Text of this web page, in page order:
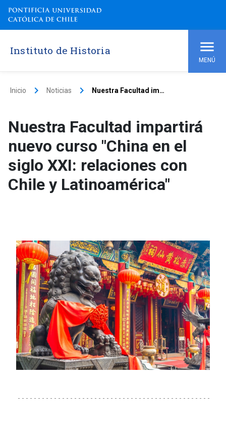
Instituto de Historia
MENÚ
Inicio keyboard_arrow_right Noticias keyboard_arrow_right Nuestra Facultad impartirá nuevo curso "China en el siglo XXI: relaciones con Chile y Latinoamérica"
Nuestra Facultad impartirá
nuevo curso "China en el
siglo XXI: relaciones con
Chile y Latinoamérica"